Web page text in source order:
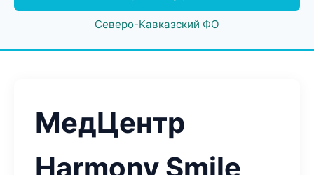
Северо-Кавказский ФО
МедЦентр
Harmony Smile